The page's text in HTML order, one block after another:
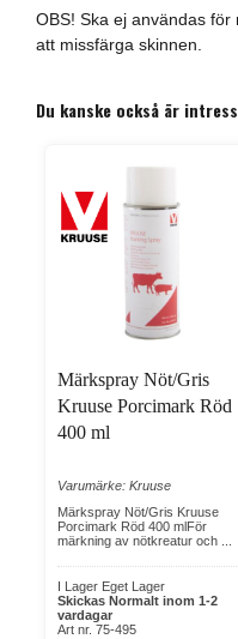
OBS! Ska ej användas
att missfärga skinnen.
Du kanske också är
Märkspray Nöt/Gris
Kruuse Porcimark Röd
400 ml
Varumärke: Kruuse
Märkspray Nöt/Gris Kruuse
Porcimark Röd 400 mlFör
märkning av nötkreatur och ...
I Lager Eget Lager
Skickas Normalt inom 1-2
vardagar
Art nr. 75-495